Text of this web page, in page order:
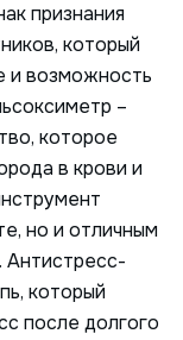
признания
который
и возможность
–
которое
в крови и
но и отличным
Антистресс-
который
после долгого